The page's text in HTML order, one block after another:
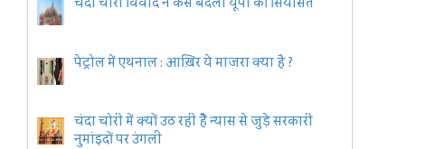
पेट्रोल में एथनाल : आख़िर ये माजरा क्या है ?
चंदा चोरी में क्यों उठ रही हैैं न्यास से जुड़े सरकारी
नुमांइदों पर उंगली